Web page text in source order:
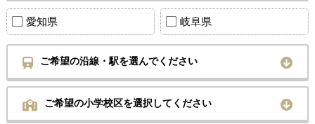
愛知県 岐阜県
ご希望の沿線・駅を選んでください
ご希望の小学校区を選択してください